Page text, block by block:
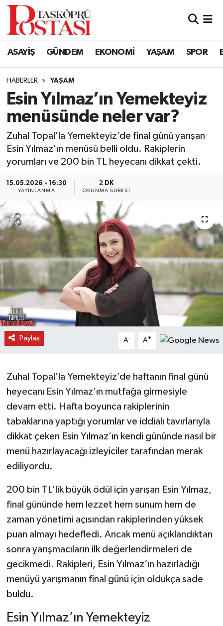
ASAYİŞ GÜNDEM EKONOMİ YAŞAM SPOR
HABERLER YAŞAM
Esin Yılmaz’ın Yemekteyiz
menüsünde neler var?
Zuhal Topal’la Yemekteyiz’de final günü yarışan
Esin Yılmaz’ın menüsü belli oldu. Rakiplerin
yorumları ve 200 bin TL heyecanı dikkat çekti.
15.05.2026 - 16:30
YAYINLANMA
2 DK
OKUNMA SÜRESI
Paylaş A- A+
Zuhal Topal’la Yemekteyiz’de haftanın final günü
heyecanı Esin Yılmaz’ın mutfağa girmesiyle
devam etti. Hafta boyunca rakiplerinin
tabaklarına yaptığı yorumlar ve iddialı tavırlarıyla
dikkat çeken Esin Yılmaz’ın kendi gününde nasıl bir
menü hazırlayacağı izleyiciler tarafından merak
ediliyordu.
200 bin TL’lik büyük ödül için yarışan Esin Yılmaz,
final gününde hem lezzet hem sunum hem de
zaman yönetimi açısından rakiplerinden yüksek
puan almayı hedefledi. Ancak menü açıklandıktan
sonra yarışmacıların ilk değerlendirmeleri de
gecikmedi. Rakipleri, Esin Yılmaz’ın hazırladığı
menüyü yarışmanın final günü için oldukça sade
buldu.
Esin Yılmaz’ın Yemekteyiz
Kastamonu Vefat Edenler
Araç Haberleri
Azdavay Haberleri
Bozkurt Haberleri
Çatalzeytin Haberleri
Cide Haberleri
Daday Haberleri
Devrekani Haberleri
Doğanyurt Haberleri
Hanönü Haberleri
İhsangazi Haberleri
Küre Haberleri
Merkez Haberleri
Pınarbaşı Haberleri
Şenpazar Haberleri
Seydiler Haberleri
Taşköprü Haberleri
Tosya Haberleri
Karadeniz Haberleri
Ulusal Haberler
Teknoloji Haberleri